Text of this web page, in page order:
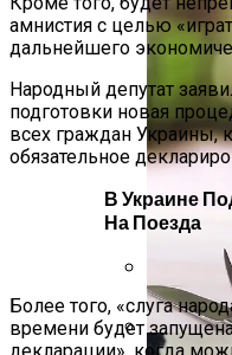
Трампа:
амнистия с целью
дальнейшего
Народный депутат
подготовки новая
всех граждан Украины,
обязательное
В Украине
На Поезда
Более того, «слуга
времени будет
декларации», когда